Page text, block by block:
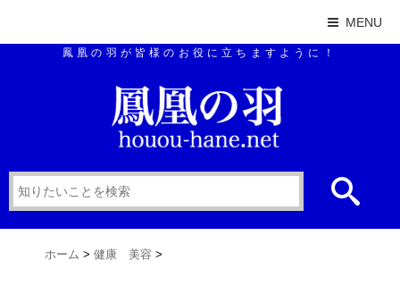
MENU
鳳凰の羽が皆様のお役に立ちますように！
ホーム > 健康 美容 >